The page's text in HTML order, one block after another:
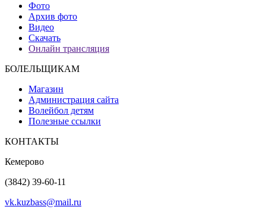
Фото
Архив фото
Видео
Скачать
Онлайн трансляция
БОЛЕЛЬЩИКАМ
Магазин
Администрация сайта
Волейбол детям
Полезные ссылки
КОНТАКТЫ
Кемерово
(3842) 39-60-11
vk.kuzbass@mail.ru